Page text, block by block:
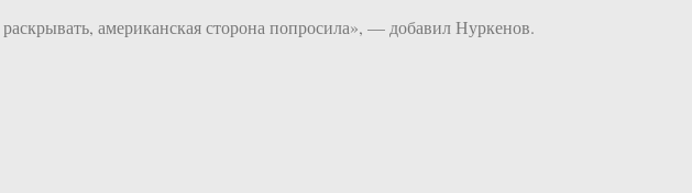
американская сторона попросила», — добавил Нуркенов.